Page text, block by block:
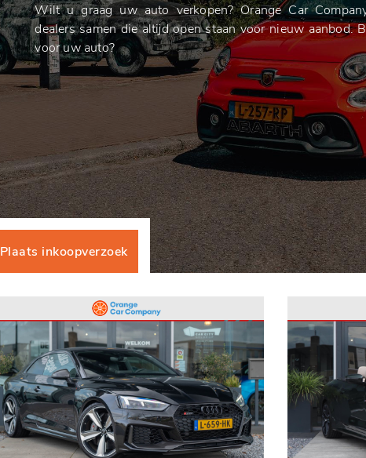
Wilt u graag uw auto verkopen? Orange Car
dealers samen die altijd open staan voor nieuw aanbod.
voor uw auto?
Plaats inkoopverzoek